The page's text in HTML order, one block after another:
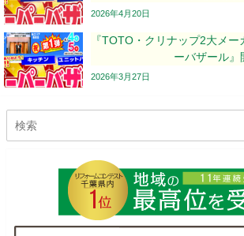
2026年4月20日
『TOTO・クリナップ2大メ
ーバザール』
2026年3月27日